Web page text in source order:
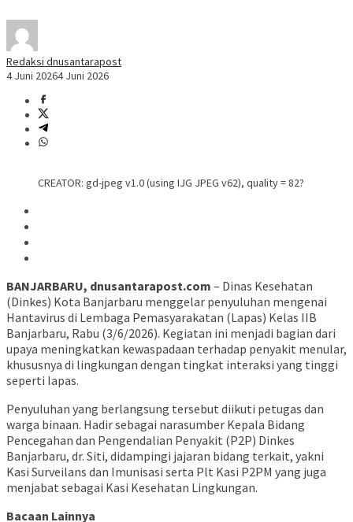
Redaksi dnusantarapost
4 Juni 20264 Juni 2026
CREATOR: gd-jpeg v1.0 (using IJG JPEG v62), quality = 82?
BANJARBARU, dnusantarapost.com – Dinas Kesehatan
(Dinkes) Kota Banjarbaru menggelar penyuluhan mengenai
Hantavirus di Lembaga Pemasyarakatan (Lapas) Kelas IIB
Banjarbaru, Rabu (3/6/2026). Kegiatan ini menjadi bagian dari
upaya meningkatkan kewaspadaan terhadap penyakit menular,
khususnya di lingkungan dengan tingkat interaksi yang tinggi
seperti lapas.
Penyuluhan yang berlangsung tersebut diikuti petugas dan
warga binaan. Hadir sebagai narasumber Kepala Bidang
Pencegahan dan Pengendalian Penyakit (P2P) Dinkes
Banjarbaru, dr. Siti, didampingi jajaran bidang terkait, yakni
Kasi Surveilans dan Imunisasi serta Plt Kasi P2PM yang juga
menjabat sebagai Kasi Kesehatan Lingkungan.
Bacaan Lainnya